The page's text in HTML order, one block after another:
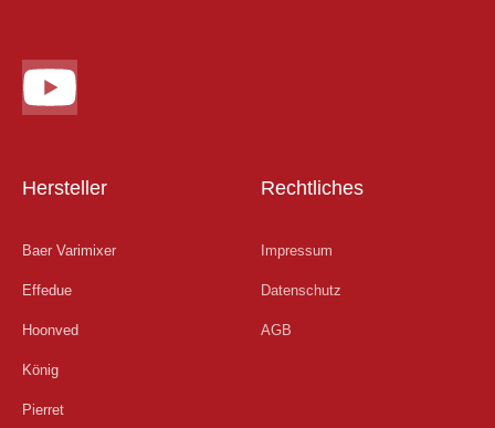
Y
o
u
t
u
b
e
Hersteller
Baer Varimixer
Effedue
Hoonved
König
Pierret
Rechtliches
Impressum
Datenschutz
AGB